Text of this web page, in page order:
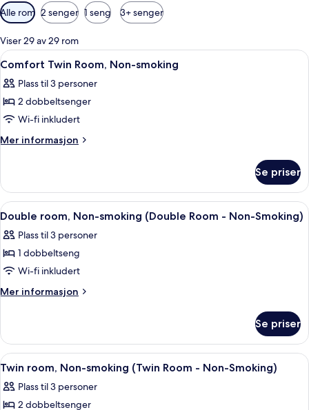
Tilgjengelige
filtre
for
rom
Alle rom 2 senger 1 seng 3+ senger
Viser 29 av 29 rom
Åpne
alle
bildene
av
Comfort
Twin
smoking
Sengetøy av topp kvalitet, safe på
3
Comfort Twin Room, Non-smoking
Plass til 3 personer
2 dobbeltsenger
Wi-fi inkludert
Mer informasjon
Mer
Twin
Room,
Non-
Se priser
Åpne
alle
bildene
av
Double
room,
(Double
Room
-
Non-
Smoking)
Sengetøy av topp kvalitet, safe på
3
Double room, Non-smoking (Double Room - Non-Smoking)
Plass til 3 personer
1 dobbeltseng
Wi-fi inkludert
Mer informasjon
Mer
room,
Non-
smoking
Room
-
Se priser
Åpne
alle
bildene
Sengetøy av topp kvalitet, safe på
3
Twin room, Non-smoking (Twin Room - Non-Smoking)
Plass til 3 personer
2 dobbeltsenger